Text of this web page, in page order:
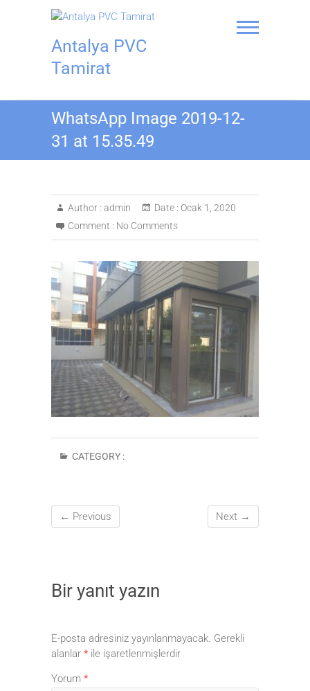
Antalya PVC
Tamirat
WhatsApp Image 2019-12-
31 at 15.35.49
Author : admin Date : Ocak 1, 2020
Comment : No Comments
CATEGORY :
← Previous Next →
Bir yanıt yazın
E-posta adresiniz yayınlanmayacak. Gerekli
alanlar * ile işaretlenmişlerdir
Yorum *